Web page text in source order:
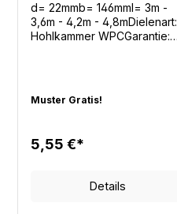
d= 22mmb= 146mml= 3m -
3,6m - 4,2m - 4,8mDielenart:
Hohlkammer WPCGarantie:
Befestigungsclips: 16 Stück /
m²
Muster Gratis!
5,55 €*
Details